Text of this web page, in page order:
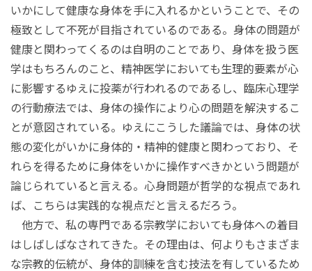
いかにして健康な身体を手に入れるかということで、その
極致として不死が目指されているのである。身体の問題が
健康と関わってくるのは自明のことであり、身体を扱う医
学はもちろんのこと、精神医学においても生理的要素が心
に影響するゆえに投薬が行われるのであるし、臨床心理学
の行動療法では、身体の操作により心の問題を解決するこ
とが意図されている。ゆえにこうした議論では、身体の状
態の変化がいかに身体的・精神的健康と関わっており、そ
れらを得るために身体をいかに操作すべきかという問題が
論じられていると言える。心身問題が哲学的な視点であれ
ば、こちらは実践的な視点だと言えるだろう。
他方で、私の専門である宗教学においても身体への着目
はしばしばなされてきた。その理由は、何よりもさまざま
な宗教的伝統が、身体的訓練を含む技法を有しているため